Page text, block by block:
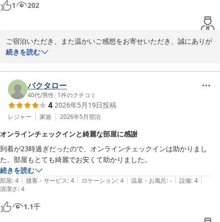
1 202
ご宿泊いただき、また温かいご感想をお寄せいただき、誠にありが
とうございます。
からのコメントは、スタッフ一同の励みとなります。今後も、すべ
てのお客様により良い体験をご提供できるよう、努力を続けてまい
ります。またこの地域にお越しの際は、ぜひ当ホテルにお立ち寄り
ください。心よりお待ちしております。
ＢＡＫＵＲＯ － ＤＯＹＡＮＥＮ ＨＯＴＥＬＳ
2026-07-28
続きを読む
バクタロー
40代/男性 | 1件のクチコミ
4 2026年5月19日投稿
レジャー 家族 2026年5月宿泊
オンラインチェックインと綺麗な部屋に感謝
到着が23時過ぎだったので、オンラインチェックインは助かりまし
た。部屋もとても綺麗でお安くて助かりました。
続きを読む
部屋: 4 | 接客・サービス: 4 | ロケーション: 4 | 温泉・お風呂: - | 設備: 4 |
清潔さ: 4
1.1千